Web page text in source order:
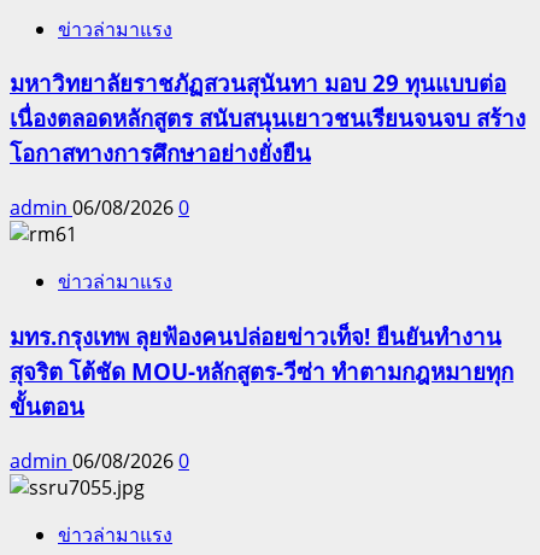
ข่าวล่ามาแรง
มหาวิทยาลัยราชภัฏสวนสุนันทา มอบ 29 ทุนแบบต่อ
เนื่องตลอดหลักสูตร สนับสนุนเยาวชนเรียนจนจบ สร้าง
โอกาสทางการศึกษาอย่างยั่งยืน
admin 06/08/20260
ข่าวล่ามาแรง
มทร.กรุงเทพ ลุยฟ้องคนปล่อยข่าวเท็จ! ยืนยันทำงาน
สุจริต โต้ชัด MOU-หลักสูตร-วีซ่า ทำตามกฎหมายทุก
ขั้นตอน
admin 06/08/20260
ข่าวล่ามาแรง